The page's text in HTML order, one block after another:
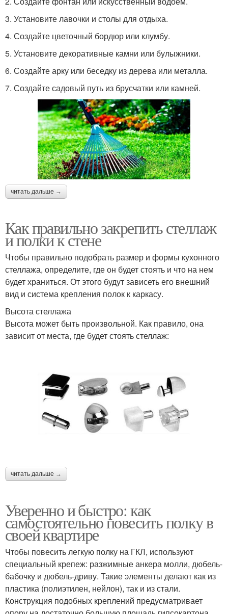
3. Установите лавочки и столы для отдыха.
4. Создайте цветочный бордюр или клумбу.
5. Установите декоративные камни или булыжники.
6. Создайте арку или беседку из дерева или металла.
7. Создайте садовый путь из брусчатки или камней.
читать дальше →
Как правильно закрепить стеллаж
и полки к стене
Чтобы правильно подобрать размер и формы кухонного
стеллажа, определите, где он будет стоять и что на нем
будет храниться. От этого будут зависеть его внешний
вид и система крепления полок к каркасу.
Высота стеллажа
Высота может быть произвольной. Как правило, она
зависит от места, где будет стоять стеллаж:
читать дальше →
Уверенно и быстро: как
самостоятельно повесить полку в
своей квартире
Чтобы повесить легкую полку на ГКЛ, используют
специальный крепеж: разжимные анкера молли, дюбель-
бабочку и дюбель-дриву. Такие элементы делают как из
пластика (полиэтилен, нейлон), так и из стали.
Конструкция подобных креплений предусматривает